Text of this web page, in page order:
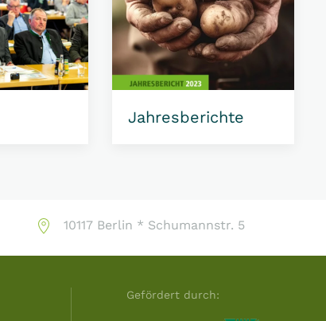
Jahresberichte
10117 Berlin * Schumannstr. 5
Gefördert durch: